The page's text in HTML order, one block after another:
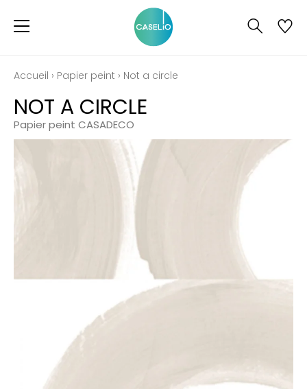
Accueil › Papier peint › Not a circle
NOT A CIRCLE
Papier peint CASADECO